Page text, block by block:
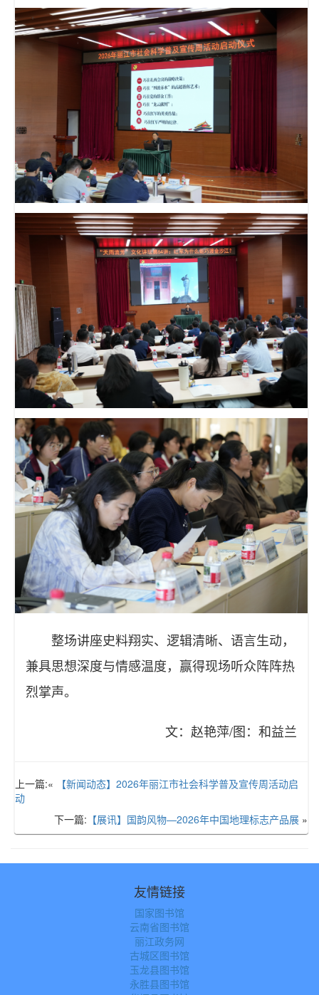
整场讲座史料翔实、逻辑清晰、语言生动，
兼具思想深度与情感温度，赢得现场听众阵阵热
烈掌声。
文：赵艳萍/图：和益兰
上一篇:«
【新闻动态】2026年丽江市社会科学普及宣传周活动启
动
下一篇: 【展讯】国韵风物—2026年中国地理标志产品展 »
友情链接
国家图书馆
云南省图书馆
丽江政务网
古城区图书馆
玉龙县图书馆
永胜县图书馆